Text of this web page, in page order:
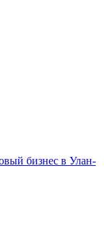
бизнес в Улан-